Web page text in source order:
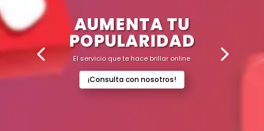
AUMENTA TU
POPULARIDAD
El servicio que te hace brillar online
¡Consulta con nosotros!